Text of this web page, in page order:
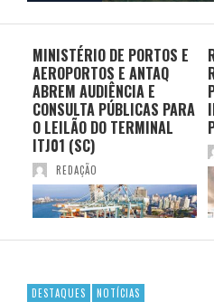
MINISTÉRIO DE PORTOS E
AEROPORTOS E ANTAQ
ABREM AUDIÊNCIA E
CONSULTA PÚBLICAS PARA
O LEILÃO DO TERMINAL
ITJ01 (SC)
REDAÇÃO
DESTAQUES NOTÍCIAS